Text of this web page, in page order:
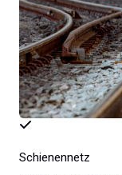
Schienennetz